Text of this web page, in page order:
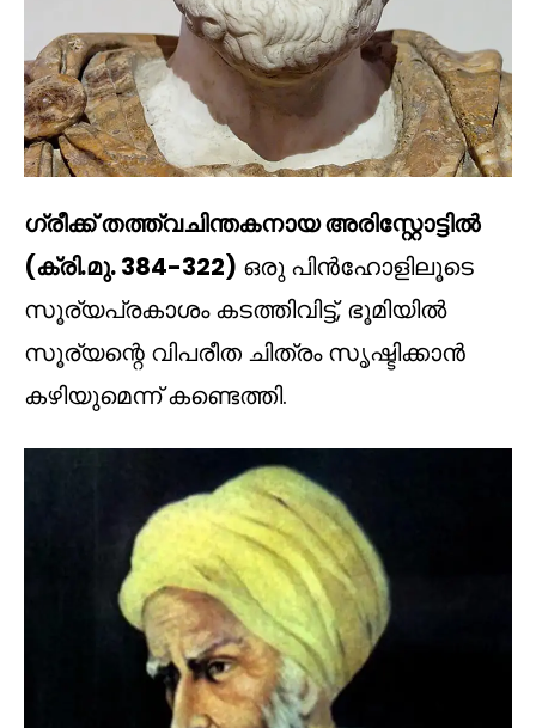
ഗ്രീക്ക് തത്ത്വചിന്തകനായ അരിസ്റ്റോട്ടിൽ
(ക്രി.മു. 384-322) ഒരു പിൻഹോളിലൂടെ
സൂര്യപ്രകാശം കടത്തിവിട്ട്, ഭൂമിയിൽ
സൂര്യന്റെ വിപരീത ചിത്രം സൃഷ്ടിക്കാൻ
കഴിയുമെന്ന് കണ്ടെത്തി.